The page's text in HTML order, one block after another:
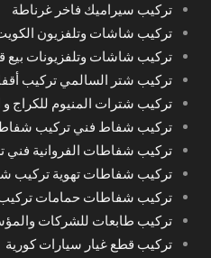
تركيب سيراميك فاخر غرناطة
تركيب شاشات وتلفزيون
تركيب شاشات وتلفزيونات
تركيب شتر السالمي تركيب
تركيب شترات المنيوم للكراج
تركيب شفاط فني تركيب
تركيب شفاطات الفروانية فني
تركيب شفاطات تهوية تركيب
تركيب شفاطات حمامات
تركيب طابعات للشركات
تركيب قطع غيار سيارات كورية